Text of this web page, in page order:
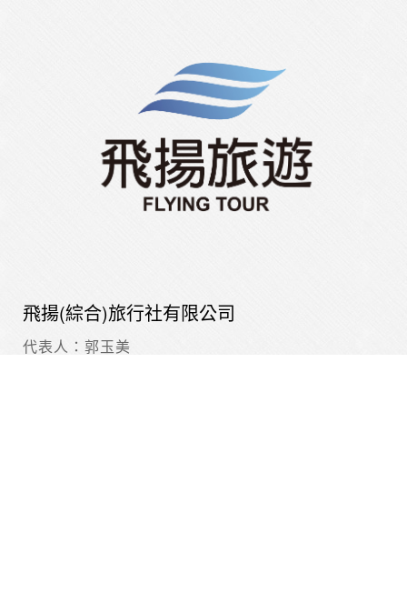
打客服電話(07)323-1588或防詐騙專線165！
飛揚(綜合)旅行社有限公司
代表人：郭玉美